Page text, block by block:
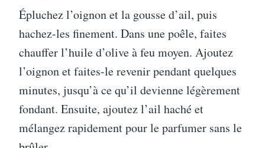
Épluchez l’oignon et la gousse d’ail, puis
hachez-les finement. Dans une poêle, faites
chauffer l’huile d’olive à feu moyen. Ajoutez
l’oignon et faites-le revenir pendant quelques
minutes, jusqu’à ce qu’il devienne légèrement
fondant. Ensuite, ajoutez l’ail haché et
mélangez rapidement pour le parfumer sans le